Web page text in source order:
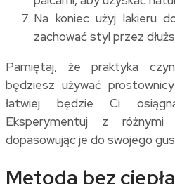
Na koniec użyj lakieru
zachować styl przez
Pamiętaj, że praktyka
będziesz używać
łatwiej będzie Ci
Eksperymentuj z
dopasowując je do swojego
Metoda bez ciepła